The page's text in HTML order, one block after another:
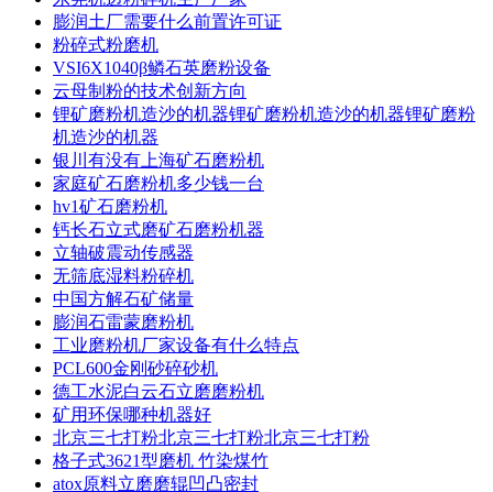
膨润土厂需要什么前置许可证
粉碎式粉磨机
VSI6X1040β鳞石英磨粉设备
云母制粉的技术创新方向
锂矿磨粉机造沙的机器锂矿磨粉机造沙的机器锂矿磨粉
机造沙的机器
银川有没有上海矿石磨粉机
家庭矿石磨粉机多少钱一台
hv1矿石磨粉机
钙长石立式磨矿石磨粉机器
立轴破震动传感器
无筛底湿料粉碎机
中国方解石矿储量
膨润石雷蒙磨粉机
工业磨粉机厂家设备有什么特点
PCL600金刚砂碎砂机
德工水泥白云石立磨磨粉机
矿用环保哪种机器好
北京三七打粉北京三七打粉北京三七打粉
格子式3621型磨机 竹染煤竹
atox原料立磨磨辊凹凸密封